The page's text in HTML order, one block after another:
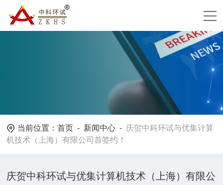
当前位置：首页 - 新闻中心 - 庆贺中科环试与优集计算
机技术（上海）有限公司首签约！
庆贺中科环试与优集计算机技术（上海）有限公